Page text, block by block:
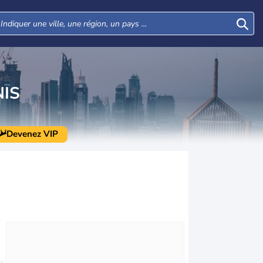
Devenez VIP